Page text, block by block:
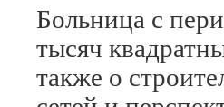
Больница с
тысяч
также о